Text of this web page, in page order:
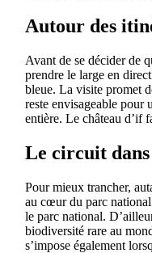
Autour des
Avant de se décider de
prendre le large en
bleue. La visite promet
reste envisageable pour
entière. Le château d’if
Le circuit dans
Pour mieux trancher,
au cœur du parc national
le parc national.
biodiversité rare au
s’impose également